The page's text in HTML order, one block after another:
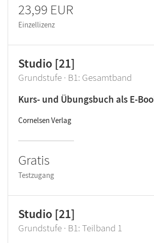
23,99 EUR
Einzellizenz
Studio [21]
Grundstufe · B1: Gesamtband
Kurs- und Übungsbuch als E-
Cornelsen Verlag
Gratis
Testzugang
Studio [21]
Grundstufe · B1: Teilband 1